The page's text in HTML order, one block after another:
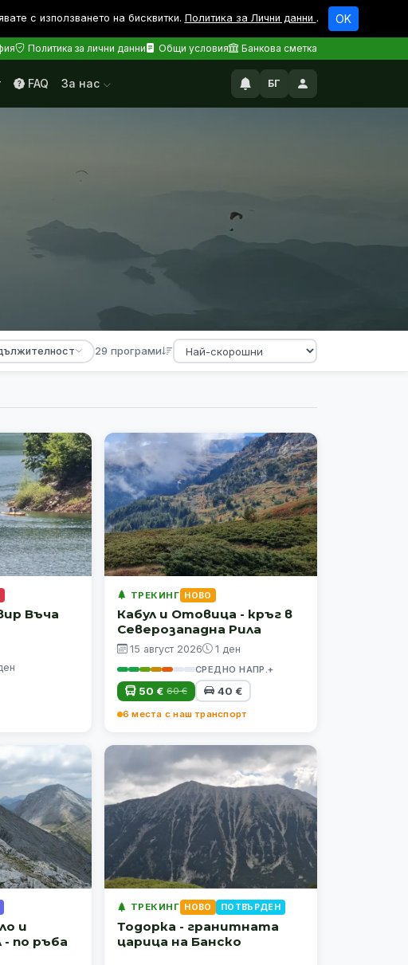
с използването на бисквитки. Политика за Лични данни . OK
Политика за лични данни Общи условия Банкова сметка
FAQ За нас БГ
29 програми
Въча
ТРЕКИНГ НОВО
Кабул и Отовица - кръг в
Северозападна Рила
15 август 2026 1 ден
СРЕДНО НАПР.+
50 € 60 € 40 €
6 места с наш транспорт
и
- по ръба
ТРЕКИНГ НОВО ПОТВЪРДЕН
Тодорка - гранитната
царица на Банско